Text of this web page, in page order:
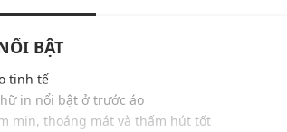
BẬT
tinh tế
in nổi bật ở trước áo
mịn, thoáng mát và thấm hút tốt